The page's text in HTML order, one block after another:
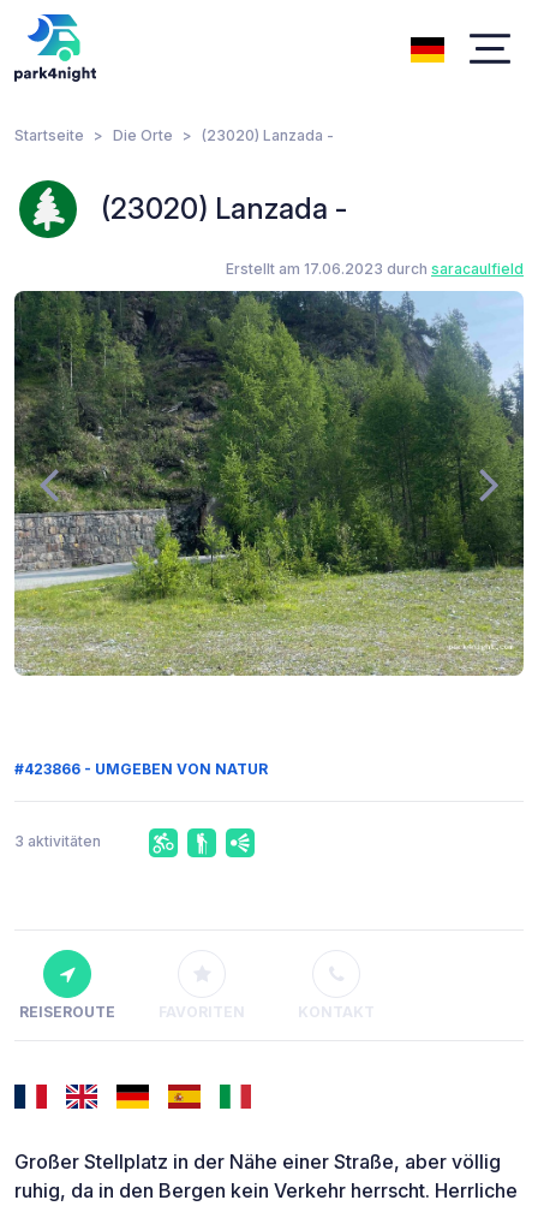
Startseite Die Orte (23020) Lanzada -
(23020) Lanzada -
Erstellt am 17.06.2023 durch saracaulfield
#423866 - UMGEBEN VON NATUR
3 aktivitäten
REISEROUTE FAVORITEN KONTAKT
Großer Stellplatz in der Nähe einer Straße, aber völlig
ruhig, da in den Bergen kein Verkehr herrscht. Herrliche